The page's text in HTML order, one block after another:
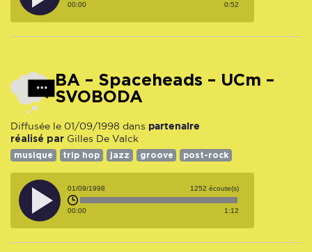
00:00 0:52
BA – Spaceheads – UCm –
SVOBODA
Diffusée le 01/09/1998 dans partenaire
réalisé par Gilles De Valck
musique trip hop jazz groove post-rock
01/09/1998 1252 écoute(s)
00:00 1:12